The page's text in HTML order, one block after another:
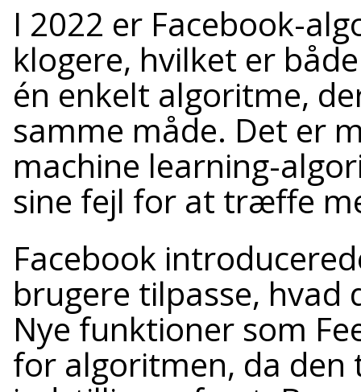
I 2022 er Facebook-
klogere, hvilket er
én enkelt algoritme,
samme måde. Det er
machine learning-
sine fejl for at træffe
Facebook
brugere tilpasse, hvad
Nye funktioner som
for algoritmen, da den